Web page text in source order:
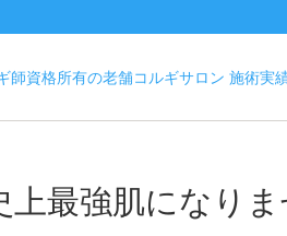
最強肌になりま